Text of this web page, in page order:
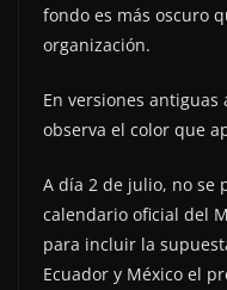
fondo es más oscuro
organización.
En versiones
observa el color que
A día 2 de julio, no se
calendario oficial del
para incluir la
Ecuador y México el